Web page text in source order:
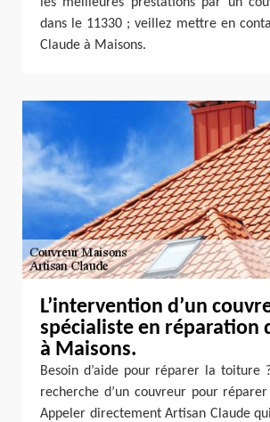
dans le 11330 ; veillez mettre en
Claude à Maisons.
L’intervention d’un
spécialiste en réparation
à Maisons.
Besoin d’aide pour réparer la toiture
recherche d’un couvreur pour
Appeler directement Artisan Claude